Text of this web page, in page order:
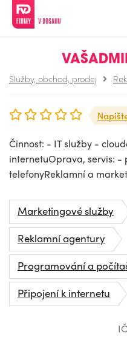
Služby, obchod, prodej
Činnost: - IT služby -
internetuOprava, servis:
telefonyReklamní a
Marketingové služby
Reklamní agentury
Programování a
Připojení k internetu